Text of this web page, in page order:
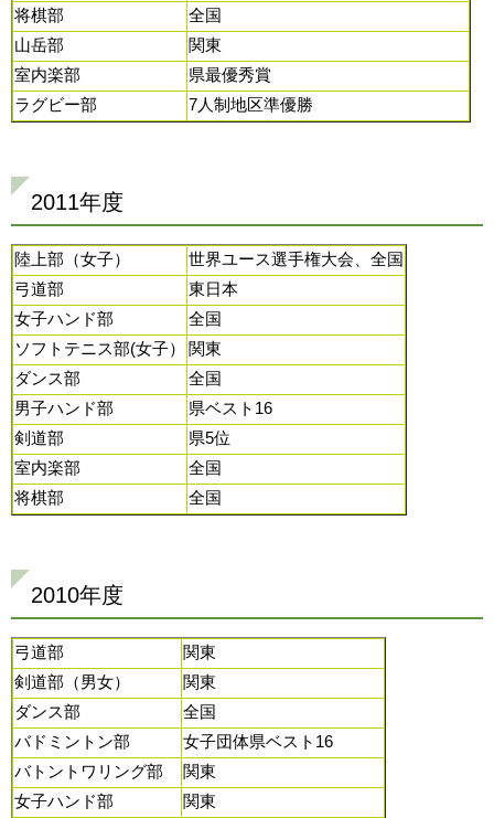
将棋部
全国
山岳部
関東
室内楽部
県最優秀賞
ラグビー部
7人制地区準優勝
2011年度
陸上部（女子）
世界ユース選手権大会、全国
弓道部
東日本
女子ハンド部
全国
ソフトテニス部(女子）
関東
ダンス部
全国
男子ハンド部
県ベスト16
剣道部
県5位
室内楽部
全国
将棋部
全国
2010年度
弓道部
関東
剣道部（男女）
関東
ダンス部
全国
バドミントン部
女子団体県ベスト16
バトントワリング部
関東
女子ハンド部
関東